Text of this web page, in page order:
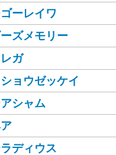
ーレイワ
ズメモリー
ガ
ョウゼッケイ
シャム
ディウス